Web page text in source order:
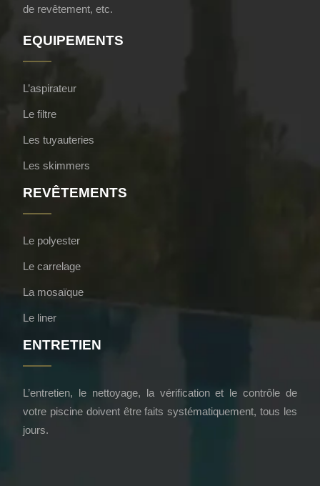
de revêtement, etc.
EQUIPEMENTS
L’aspirateur
Le filtre
Les tuyauteries
Les skimmers
REVÊTEMENTS
Le polyester
Le carrelage
La mosaïque
Le liner
ENTRETIEN
L’entretien, le nettoyage, la vérification et le contrôle de
votre piscine doivent être faits systématiquement, tous les
jours.